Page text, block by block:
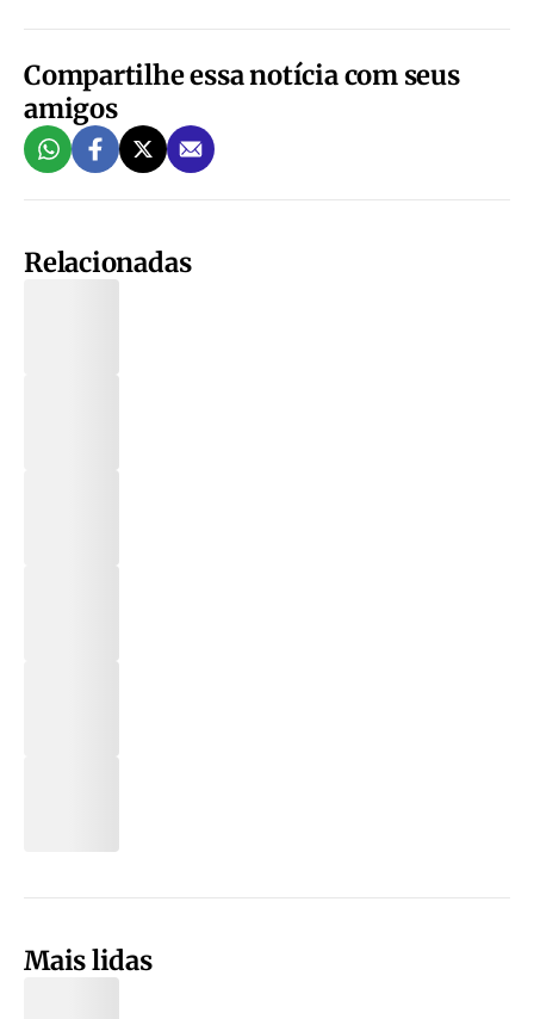
Compartilhe essa notícia com seus
amigos
Relacionadas
Mais lidas